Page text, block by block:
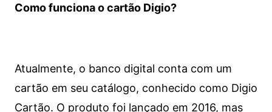
Como funciona o cartão Digio?
Atualmente, o banco digital conta com um
cartão em seu catálogo, conhecido como Digio
Cartão. O produto foi lançado em 2016, mas